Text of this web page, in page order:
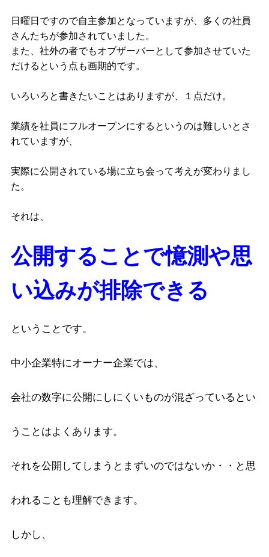
日曜日ですので自主参加となっていますが、多くの社員
さんたちが参加されていました。
また、社外の者でもオブザーバーとして参加させていた
だけるという点も画期的です。
いろいろと書きたいことはありますが、１点だけ。
業績を社員にフルオープンにするというのは難しいとさ
れていますが、
実際に公開されている場に立ち会って考えが変わりまし
た。
それは、
公開することで憶測や思
い込みが排除できる
ということです。
中小企業特にオーナー企業では、
会社の数字に公開にしにくいものが混ざっているとい
うことはよくあります。
それを公開してしまうとまずいのではないか・・と思
われることも理解できます。
しかし、